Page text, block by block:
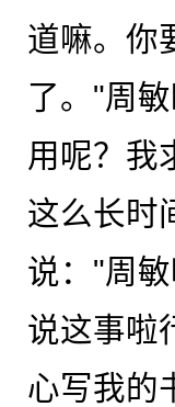
道嘛。你
了。"周
用呢？我
这么长时
说："周
说这事啦
心写我的